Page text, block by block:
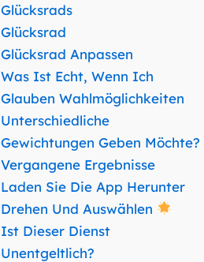
Glücksrads
Glücksrad
Glücksrad Anpassen
Was Ist Echt, Wenn Ich
Glauben Wahlmöglichkeiten
Unterschiedliche
Gewichtungen Geben Möchte?
Vergangene Ergebnisse
Laden Sie Die App Herunter
Drehen Und Auswählen
Ist Dieser Dienst
Unentgeltlich?